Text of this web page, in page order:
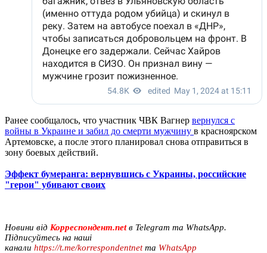
Ранее сообщалось, что участник ЧВК Вагнер вернулся с
войны в Украине и забил до смерти мужчину в красноярском
Артемовске, а после этого планировал снова отправиться в
зону боевых действий.
Эффект бумеранга: вернувшись с Украины, российские
"герои" убивают своих
Новини від Корреспондент.netв Telegram та WhatsApp.
Підписуйтесь на наші
канали https://t.me/korrespondentnetта WhatsApp